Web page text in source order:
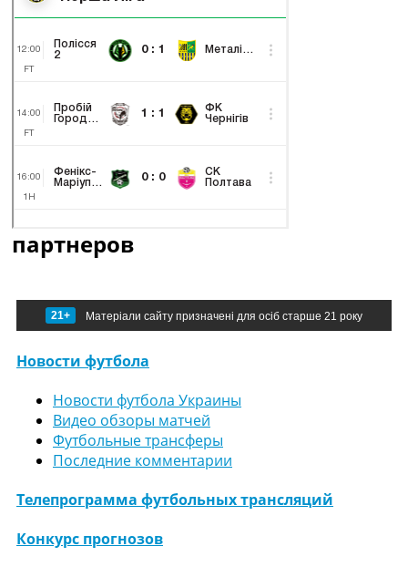
партнеров
21+ Матеріали сайту призначені для осіб старше 21 року
Новости футбола
Новости футбола Украины
Видео обзоры матчей
Футбольные трансферы
Последние комментарии
Телепрограмма футбольных трансляций
Конкурс прогнозов